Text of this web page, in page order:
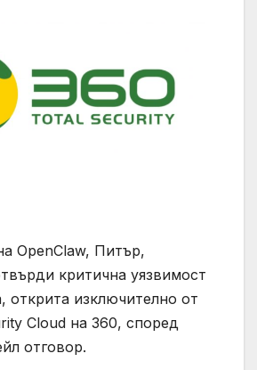
OpenClaw, Питър,
критична уязвимост
открита изключително от
Cloud на 360, според
отговор.